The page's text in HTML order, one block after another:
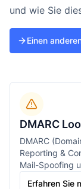
und wie Sie
Einen
DMARC
DMARC
Reporting &
Mail-Spoofing
Erfahren Sie